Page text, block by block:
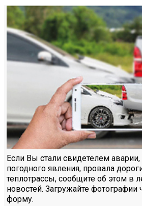
Если Вы стали свидетелем
погодного явления, провала
теплотрассы, сообщите об этом в
новостей. Загружайте
форму.